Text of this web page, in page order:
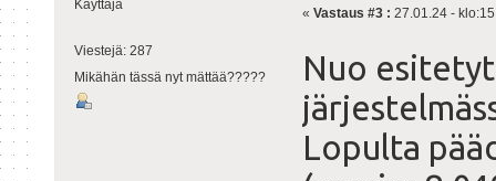
Käyttäjä
Viestejä: 287
Mikähän tässä nyt mättää?????
« Vastaus #3 : 27.01.24 -
Nuo
Lopulta